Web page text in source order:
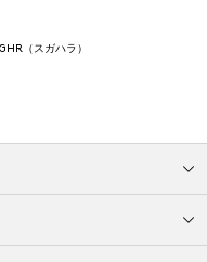
（スガハラ）